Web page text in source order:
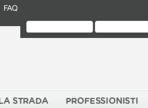
FAQ
STRADA PROFESSIONISTI